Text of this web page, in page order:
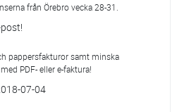
från Örebro vecka 28-31.
pappersfakturor samt minska
PDF- eller e-faktura!
07-04